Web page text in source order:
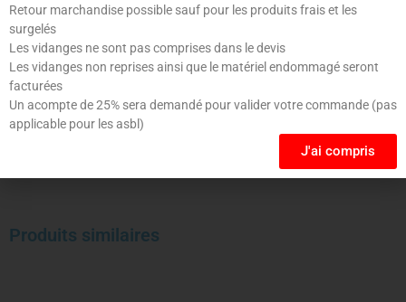
Enregistrer mon nom, mon e-mail et mon site dans
le navigateur pour mon prochain commentaire.
Produits similaires
Retour marchandise possible sauf pour les produits frais et les
surgelés
Les vidanges ne sont pas comprises dans le devis
Les vidanges non reprises ainsi que le matériel endommagé seront
facturées
Un acompte de 25% sera demandé pour valider votre commande (pas
applicable pour les asbl)
J'ai compris